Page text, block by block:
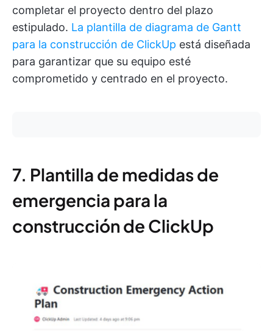
completar el proyecto dentro del plazo
estipulado. La plantilla de diagrama de Gantt
para la construcción de ClickUp está diseñada
para garantizar que su equipo esté
comprometido y centrado en el proyecto.
7. Plantilla de medidas de
emergencia para la
construcción de ClickUp